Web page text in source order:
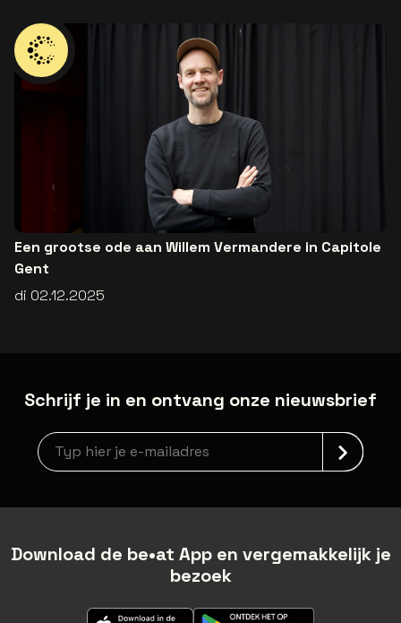
Een grootse ode aan Willem Vermandere in Capitole
Gent
di 02.12.2025
Schrijf je in en ontvang onze nieuwsbrief
newsLetterLabel
Download de be•at App en vergemakkelijk je
bezoek